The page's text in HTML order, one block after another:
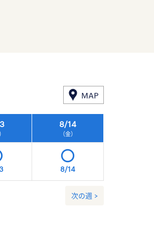
MAP
8/14
（金）
8/14
次の週 >